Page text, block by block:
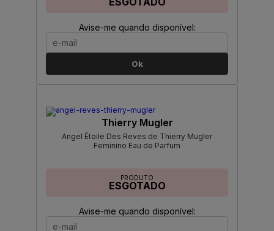
Avise-me quando disponível:
Ok
Thierry Mugler
Angel Étoile Des Reves de Thierry Mugler
Feminino Eau de Parfum
PRODUTO
ESGOTADO
Avise-me quando disponível: